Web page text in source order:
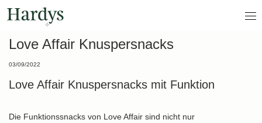
Love Affair Knuspersnacks
03/09/2022
Love Affair Knuspersnacks mit Funktion
Die Funktionssnacks von Love Affair sind nicht nur